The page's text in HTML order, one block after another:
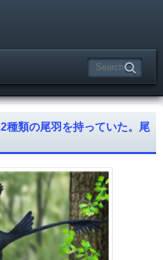
種類の尾羽を持っていた。尾